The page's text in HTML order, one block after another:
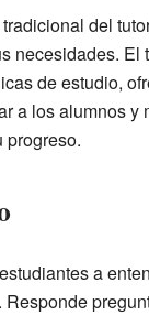
del
necesidades. El
de estudio,
a los alumnos y
progreso.
a